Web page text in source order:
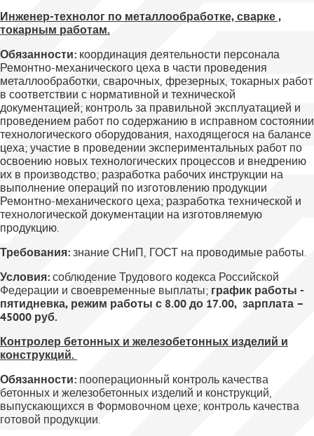
Инженер-технолог по металлообработке, сварке ,
токарным работам.
Обязанности: координация деятельности персонала
Ремонтно-механического цеха в части проведения
металлообработки, сварочных, фрезерных, токарных работ
в соответствии с нормативной и технической
документацией; контроль за правильной эксплуатацией и
проведением работ по содержанию в исправном состоянии
технологического оборудования, находящегося на балансе
цеха; участие в проведении экспериментальных работ по
освоению новых технологических процессов и внедрению
их в производство; разработка рабочих инструкции на
выполнение операций по изготовлению продукции
Ремонтно-механического цеха; разработка технической и
технологической документации на изготовляемую
продукцию.
Требования: знание СНиП, ГОСТ на проводимые работы.
Условия: соблюдение Трудового кодекса Российской
Федерации и своевременные выплаты; график работы -
пятидневка, режим работы с 8.00 до 17.00, зарплата –
45000 руб.
Контролер бетонных и железобетонных изделий и
конструкций.
Обязанности: пооперационный контроль качества
бетонных и железобетонных изделий и конструкций,
выпускающихся в Формовочном цехе; контроль качества
готовой продукции.